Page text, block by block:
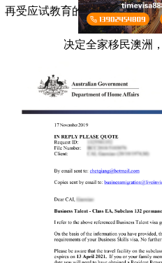
再受应试教育的约束，健康快
决定全家移民澳洲